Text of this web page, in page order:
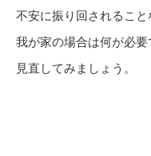
不安に振り回されること
我が家の場合は何が必
見直してみましょう。